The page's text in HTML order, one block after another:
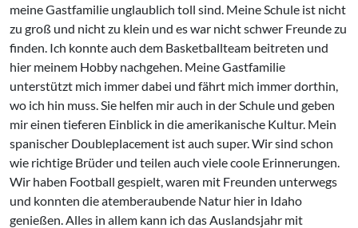
meine Gastfamilie unglaublich toll sind. Meine Schule ist nicht
zu groß und nicht zu klein und es war nicht schwer Freunde zu
finden. Ich konnte auch dem Basketballteam beitreten und
hier meinem Hobby nachgehen. Meine Gastfamilie
unterstützt mich immer dabei und fährt mich immer dorthin,
wo ich hin muss. Sie helfen mir auch in der Schule und geben
mir einen tieferen Einblick in die amerikanische Kultur. Mein
spanischer Doubleplacement ist auch super. Wir sind schon
wie richtige Brüder und teilen auch viele coole Erinnerungen.
Wir haben Football gespielt, waren mit Freunden unterwegs
und konnten die atemberaubende Natur hier in Idaho
genießen. Alles in allem kann ich das Auslandsjahr mit